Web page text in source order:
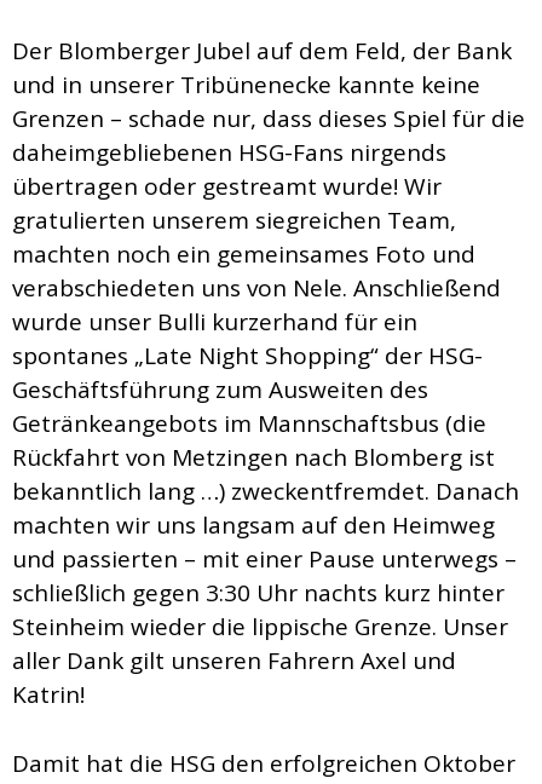
Der Blomberger Jubel auf dem Feld, der Bank
und in unserer Tribünenecke kannte keine
Grenzen – schade nur, dass dieses Spiel für die
daheimgebliebenen HSG-Fans nirgends
übertragen oder gestreamt wurde! Wir
gratulierten unserem siegreichen Team,
machten noch ein gemeinsames Foto und
verabschiedeten uns von Nele. Anschließend
wurde unser Bulli kurzerhand für ein
spontanes „Late Night Shopping“ der HSG-
Geschäftsführung zum Ausweiten des
Getränkeangebots im Mannschaftsbus (die
Rückfahrt von Metzingen nach Blomberg ist
bekanntlich lang …) zweckentfremdet. Danach
machten wir uns langsam auf den Heimweg
und passierten – mit einer Pause unterwegs –
schließlich gegen 3:30 Uhr nachts kurz hinter
Steinheim wieder die lippische Grenze. Unser
aller Dank gilt unseren Fahrern Axel und
Katrin!
Damit hat die HSG den erfolgreichen Oktober